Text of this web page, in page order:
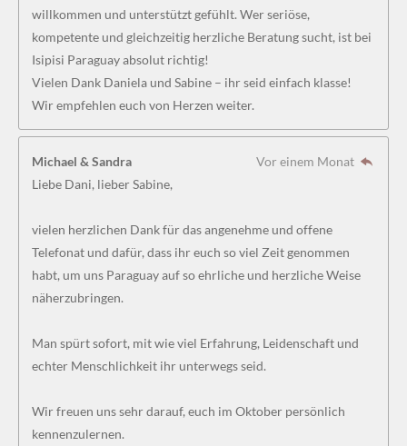
willkommen und unterstützt gefühlt. Wer seriöse,
kompetente und gleichzeitig herzliche Beratung sucht, ist bei
Isipisi Paraguay absolut richtig!
Vielen Dank Daniela und Sabine – ihr seid einfach klasse!
Wir empfehlen euch von Herzen weiter.
Michael & Sandra
Vor einem Monat
Liebe Dani, lieber Sabine,
vielen herzlichen Dank für das angenehme und offene
Telefonat und dafür, dass ihr euch so viel Zeit genommen
habt, um uns Paraguay auf so ehrliche und herzliche Weise
näherzubringen.
Man spürt sofort, mit wie viel Erfahrung, Leidenschaft und
echter Menschlichkeit ihr unterwegs seid.
Wir freuen uns sehr darauf, euch im Oktober persönlich
kennenzulernen.